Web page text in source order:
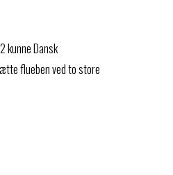
kunne Dansk
flueben ved to store